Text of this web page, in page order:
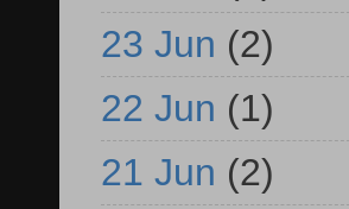
23 Jun (2)
22 Jun (1)
21 Jun (2)